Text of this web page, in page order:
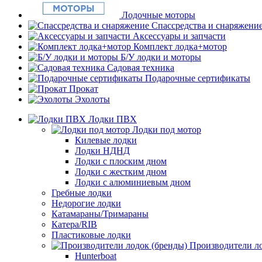
Лодочные моторы
Спассредства и
Аксессуары и запчасти
Комплект лодка+мотор
Б/У лодки и моторы
Садовая техника
Подарочные сертификаты
Прокат
Эхолоты
Лодки ПВХ
Лодки под мотор
Килевые лодки
Лодки НДНД
Лодки с плоским дном
Лодки с жестким дном
Лодки с алюминиевым дном
Гребные лодки
Недорогие лодки
Катамараны/Тримараны
Катера/RIB
Пластиковые лодки
Производители
Hunterboat